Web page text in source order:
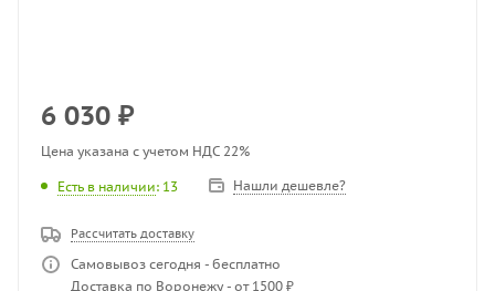
6 030 ₽
Цена указана с учетом НДС 22%
Есть в наличии: 13 Нашли дешевле?
Рассчитать доставку
Самовывоз сегодня - бесплатно
Доставка по Воронежу - от 1500 ₽